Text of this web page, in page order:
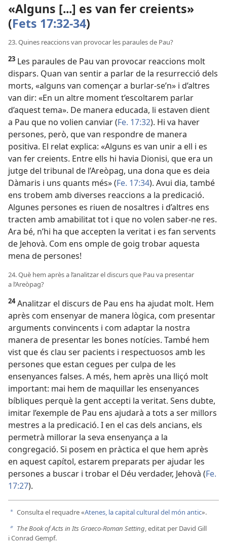
«Alguns [...] es van fer creients»
(Fets 17:32-34)
23. Quines reaccions van provocar les paraules de Pau?
23 Les paraules de Pau van provocar reaccions molt
dispars. Quan van sentir a parlar de la resurrecció dels
morts, «alguns van començar a burlar-se’n» i d’altres
van dir: «En un altre moment t’escoltarem parlar
d’aquest tema». De manera educada, li estaven dient
a Pau que no volien canviar (Fe. 17:32). Hi va haver
persones, però, que van respondre de manera
positiva. El relat explica: «Alguns es van unir a ell i es
van fer creients. Entre ells hi havia Dionisi, que era un
jutge del tribunal de l’Areòpag, una dona que es deia
Dàmaris i uns quants més» (Fe. 17:34). Avui dia, també
ens trobem amb diverses reaccions a la predicació.
Algunes persones es riuen de nosaltres i d’altres ens
tracten amb amabilitat tot i que no volen saber-ne res.
Ara bé, n’hi ha que accepten la veritat i es fan servents
de Jehovà. Com ens omple de goig trobar aquesta
mena de persones!
24. Què hem après a l’analitzar el discurs que Pau va presentar
a l’Areòpag?
24Analitzar el discurs de Pau ens ha ajudat molt. Hem
après com ensenyar de manera lògica, com presentar
arguments convincents i com adaptar la nostra
manera de presentar les bones notícies. També hem
vist que és clau ser pacients i respectuosos amb les
persones que estan cegues per culpa de les
ensenyances falses. A més, hem après una lliçó molt
important: mai hem de maquillar les ensenyances
bíbliques perquè la gent accepti la veritat. Sens dubte,
imitar l’exemple de Pau ens ajudarà a tots a ser millors
mestres a la predicació. I en el cas dels ancians, els
permetrà millorar la seva ensenyança a la
congregació. Si posem en pràctica el que hem après
en aquest capítol, estarem preparats per ajudar les
persones a buscar i trobar el Déu verdader, Jehovà (Fe.
17:27).
a Consulta el requadre «Atenes, la capital cultural del món antic».
b The Book of Acts in Its Graeco-Roman Setting, editat per David Gill
i Conrad Gempf.